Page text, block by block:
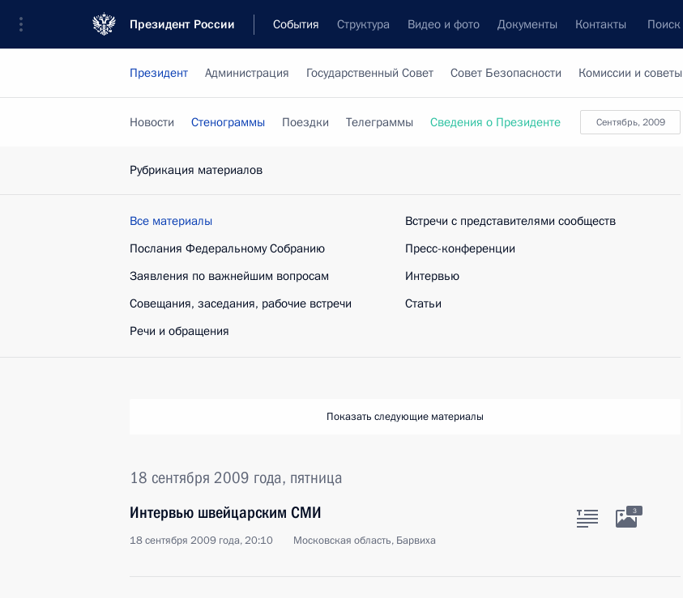
Президент России События Структура Видео и фото Документы Контакты Поиск
Президент Администрация Государственный Совет Совет Безопасности Комиссии и советы
сентябрь, 2009
Новости Стенограммы Поездки Телеграммы Сведения о Президенте
Рубрикация материалов
Все материалы
Послания Федеральному Собранию
Заявления по важнейшим вопросам
Совещания, заседания, рабочие встречи
Речи и обращения
Встречи с представителями сообществ
Пресс-конференции
Интервью
Статьи
Показать следующие материалы
18 сентября 2009 года, пятница
Интервью швейцарским СМИ
18 сентября 2009 года, 20:10 Московская область, Барвиха
3